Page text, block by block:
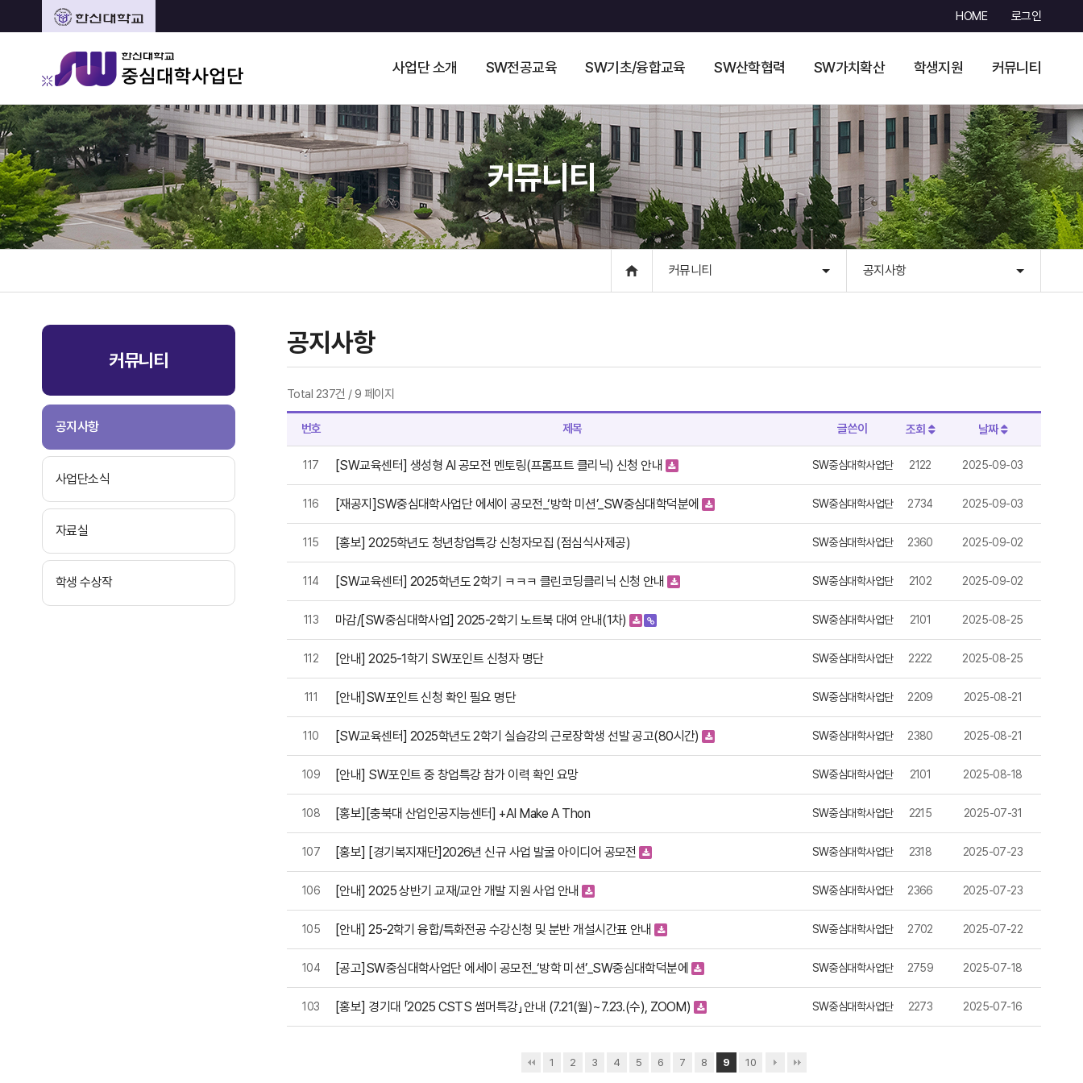
HOME 로그인
사업단 소개 SW전공교육 SW기초/융합교육 SW산학협력 SW가치확산 학생지원 커뮤니티
커뮤니티
커뮤니티 공지사항
커뮤니티
공지사항
사업단소식
자료실
학생 수상작
공지사항
Total 237건 / 9 페이지
번호 제목 글쓴이 조회 날짜
117 [SW교육센터] 생성형 AI 공모전 멘토링(프롬프트 클리닉) 신청 안내 SW중심대학사업단 2122 2025-09-03
116 [재공지]SW중심대학사업단 에세이 공모전_‘방학 미션’_SW중심대학덕분에 SW중심대학사업단 2734 2025-09-03
115 [홍보] 2025학년도 청년창업특강 신청자모집 (점심식사제공) SW중심대학사업단 2360 2025-09-02
114 [SW교육센터] 2025학년도 2학기 ㅋㅋㅋ 클린코딩클리닉 신청 안내 SW중심대학사업단 2102 2025-09-02
113 마감/[SW중심대학사업] 2025-2학기 노트북 대여 안내(1차) SW중심대학사업단 2101 2025-08-25
112 [안내] 2025-1학기 SW포인트 신청자 명단 SW중심대학사업단 2222 2025-08-25
111 [안내]SW포인트 신청 확인 필요 명단 SW중심대학사업단 2209 2025-08-21
110 [SW교육센터] 2025학년도 2학기 실습강의 근로장학생 선발 공고(80시간) SW중심대학사업단 2380 2025-08-21
109 [안내] SW포인트 중 창업특강 참가 이력 확인 요망 SW중심대학사업단 2101 2025-08-18
108 [홍보][충북대 산업인공지능센터] +AI Make A Thon SW중심대학사업단 2215 2025-07-31
107 [홍보] [경기복지재단]2026년 신규 사업 발굴 아이디어 공모전 SW중심대학사업단 2318 2025-07-23
106 [안내] 2025 상반기 교재/교안 개발 지원 사업 안내 SW중심대학사업단 2366 2025-07-23
105 ​[안내] 25-2학기 융합/특화전공 수강신청 및 분반 개설시간표 안내 SW중심대학사업단 2702 2025-07-22
104 [공고]SW중심대학사업단 에세이 공모전_‘방학 미션’_SW중심대학덕분에 SW중심대학사업단 2759 2025-07-18
103 [홍보] 경기대 「2025 CSTS 썸머특강」 안내 (7.21(월)~7.23.(수), ZOOM) SW중심대학사업단 2273 2025-07-16
1 2 3 4 5 6 7 8 9 10